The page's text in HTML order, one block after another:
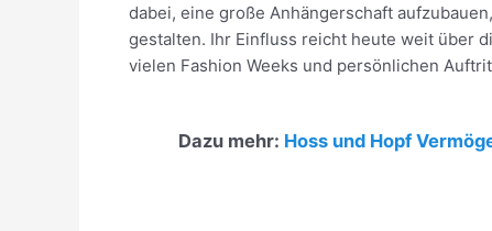
dabei, eine große Anhängerschaft
gestalten. Ihr Einfluss reicht heute weit über
vielen Fashion Weeks und persönlichen
Dazu mehr: Hoss und Hopf